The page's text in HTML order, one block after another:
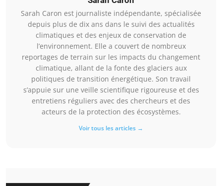
Sarah Caron est journaliste indépendante, spécialisée
depuis plus de dix ans dans le suivi des actualités
climatiques et des enjeux de conservation de
l’environnement. Elle a couvert de nombreux
reportages de terrain sur les impacts du changement
climatique, allant de la fonte des glaciers aux
politiques de transition énergétique. Son travail
s’appuie sur une veille scientifique rigoureuse et des
entretiens réguliers avec des chercheurs et des
acteurs de la protection des écosystèmes.
Voir tous les articles →